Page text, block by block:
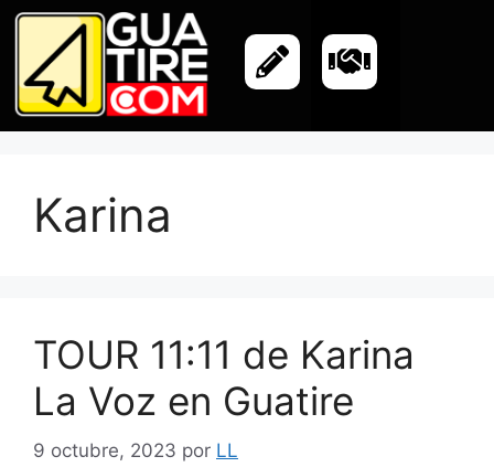
Karina
TOUR 11:11 de Karina
La Voz en Guatire
9 octubre, 2023 por LL